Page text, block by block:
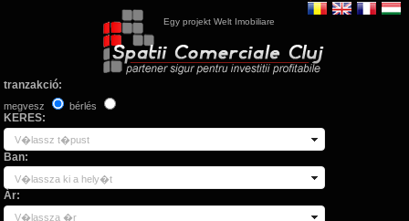
Egy projekt Welt Imobiliare
tranzakció:
megvesz bérlés
KERES:
V�lassz t�pust
Ban:
V�lassza ki a hely�t
Ár:
V�lassza �r